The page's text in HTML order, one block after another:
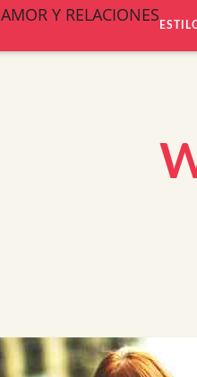
AMOR Y RELACIONES